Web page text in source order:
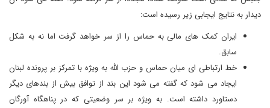
دیدار به نتایج ایجابی زیر رسیده است:
ایران کمک های مالی به حماس را از سر خواهد گرفت اما نه به شکل
سابق.
خط ارتباطی ای میان حماس و حزب الله به ویژه با تمرکز بر پرونده لبنان
ایجاد می شود که گفته می شود این بند از توافق بیش از بندهای دیگر
دستاورد داشته است. به ویژه بر سر وضعیتی که در پناهگاه آورگان